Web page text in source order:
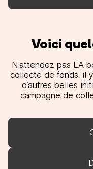
Voici
N’attendez pas LA
collecte de fonds, il
d’autres belles
campagne de